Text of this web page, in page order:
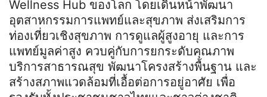
Wellness Hub ของโลก โดยเดินหน้าพัฒนา
อุตสาหกรรมการแพทย์และสุขภาพ ส่งเสริมการ
ท่องเที่ยวเชิงสุขภาพ การดูแลผู้สูงอายุ และการ
แพทย์มูลค่าสูง ควบคู่กับการยกระดับคุณภาพ
บริการสาธารณสุข พัฒนาโครงสร้างพื้นฐาน และ
สร้างสภาพแวดล้อมที่เอื้อต่อการอยู่อาศัย เพื่อ